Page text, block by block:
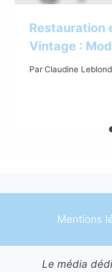
Restauration
Vintage :
ParClaudine Leblond
Mentions
Le média